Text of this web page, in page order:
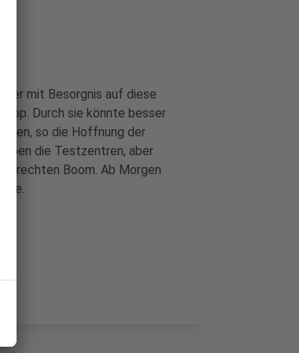
mit Besorgnis auf diese
Durch sie könnte besser
so die Hoffnung der
die Testzentren, aber
Boom. Ab Morgen